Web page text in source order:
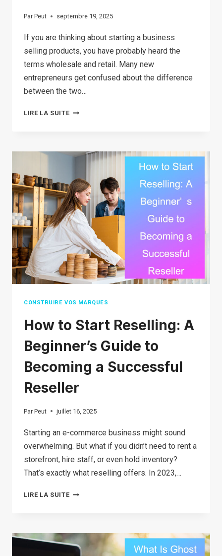
Par Peut septembre 19, 2025
If you are thinking about starting a business
selling products, you have probably heard the
terms wholesale and retail. Many new
entrepreneurs get confused about the difference
between the two…
LIRE LA SUITEWHOLESALE
THE
COMPARISON
FOR
SMALL
BUSINESSES
CONSTRUIRE VOS MARQUES
How to Start Reselling: A
Beginner’s Guide to
Becoming a Successful
Reseller
Par Peut juillet 16, 2025
Starting an e-commerce business might sound
overwhelming. But what if you didn’t need to rent a
storefront, hire staff, or even hold inventory?
That’s exactly what reselling offers. In 2023,…
LIRE LA SUITEHOW
RESELLING:
A